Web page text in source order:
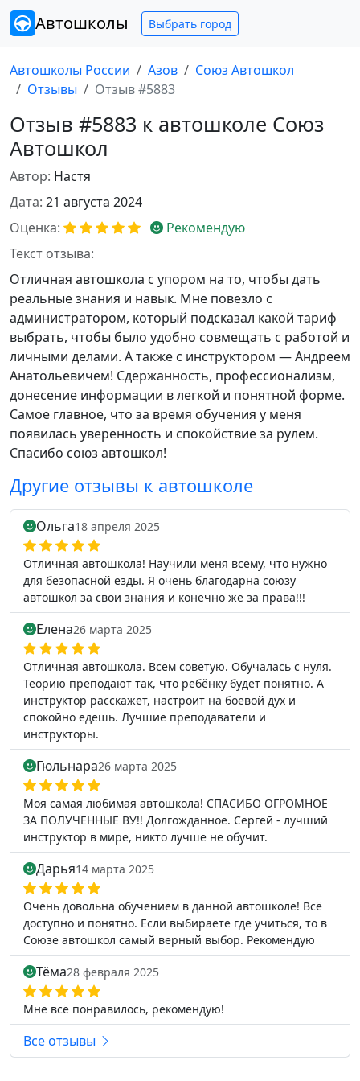
Автошколы Выбрать город
Автошколы России Азов
Союз Автошкол
Отзывы
Отзыв #5883
Отзыв #5883 к автошколе Союз
Автошкол
Автор: Настя
Дата: 21 августа 2024
Оценка:
Рекомендую
Текст отзыва:
Отличная автошкола с упором на то, чтобы дать
реальные знания и навык. Мне повезло с
администратором, который подсказал какой тариф
выбрать, чтобы было удобно совмещать с работой и
личными делами. А также с инструктором — Андреем
Анатольевичем! Сдержанность, профессионализм,
донесение информации в легкой и понятной форме.
Самое главное, что за время обучения у меня
появилась уверенность и спокойствие за рулем.
Спасибо союз автошкол!
Другие отзывы к автошколе
Ольга18 апреля 2025
Отличная автошкола! Научили меня всему, что нужно
для безопасной езды. Я очень благодарна союзу
автошкол за свои знания и конечно же за права!!!
Елена26 марта 2025
Отличная автошкола. Всем советую. Обучалась с нуля.
Теорию преподают так, что ребёнку будет понятно. А
инструктор расскажет, настроит на боевой дух и
спокойно едешь. Лучшие преподаватели и
инструкторы.
Гюльнара26 марта 2025
Моя самая любимая автошкола! СПАСИБО ОГРОМНОЕ
ЗА ПОЛУЧЕННЫЕ ВУ!! Долгожданное. Сергей - лучший
инструктор в мире, никто лучше не обучит.
Дарья14 марта 2025
Очень довольна обучением в данной автошколе! Всё
доступно и понятно. Если выбираете где учиться, то в
Союзе автошкол самый верный выбор. Рекомендую
Тёма28 февраля 2025
Мне всё понравилось, рекомендую!
Все отзывы